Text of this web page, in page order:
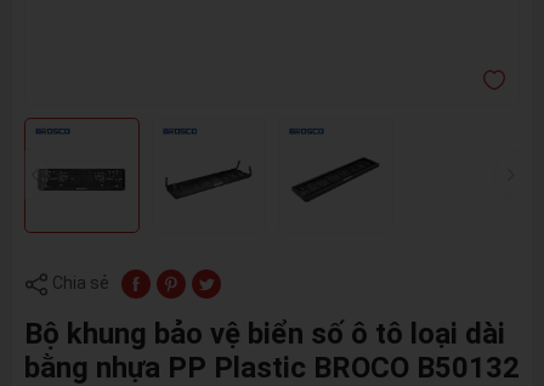
Chia sẻ
Bộ khung bảo vệ biển số ô tô loại dài
bằng nhựa PP Plastic BROCO B50132